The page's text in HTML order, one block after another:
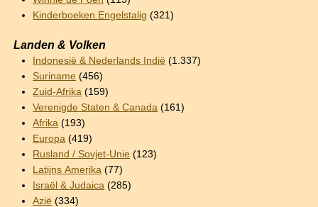
Kinderboeken Engelstalig (321)
Landen & Volken
Indonesië & Nederlands Indië (1.337)
Suriname (456)
Zuid-Afrika (159)
Verenigde Staten & Canada (161)
Afrika (193)
Europa (419)
Rusland / Sovjet-Unie (123)
Latijns Amerika (77)
Israël & Judaica (285)
Azië (334)